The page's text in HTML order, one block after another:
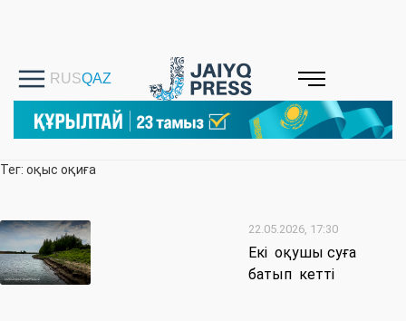
Тег: оқыс оқиға
22.05.2026, 17:30
Екі оқушы суға
батып кетті